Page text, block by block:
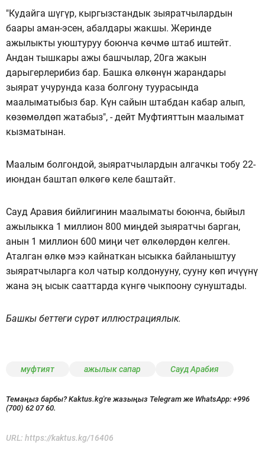
"Кудайга шүгүр, кыргызстандык зыяратчылардын
баары аман-эсен, абалдары жакшы. Жеринде
ажылыкты уюштуруу боюнча көчмө штаб иштейт.
Андан тышкары ажы башчылар, 20га жакын
дарыгерлерибиз бар. Башка өлкөнүн жарандары
зыярат учурунда каза болгону туурасында
маалыматыбыз бар. Күн сайын штабдан кабар алып,
көзөмөлдөп жатабыз", - дейт Муфтияттын маалымат
кызматынан.
Маалым болгондой, зыяратчылардын алгачкы тобу 22-
июндан баштап өлкөгө келе баштайт.
Сауд Аравия бийлигинин маалыматы боюнча, быйыл
ажылыкка 1 миллион 800 миңдей зыяратчы барган,
анын 1 миллион 600 миңи чет өлкөлөрдөн келген.
Аталган өлкө мээ кайнаткан ысыкка байланыштуу
зыяратчыларга кол чатыр колдонууну, сууну көп ичүүнү
жана эң ысык сааттарда күнгө чыкпоону сунуштады.
Башкы беттеги сүрөт иллюстрациялык.
муфтият ажылык сапар Сауд Арабия
Темаңыз барбы? Kaktus.kg'ге жазыңыз Telegram же WhatsApp: +996
(700) 62 07 60.
URL: https://kaktus.kg/16406